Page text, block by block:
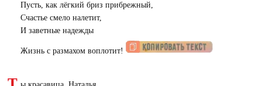
Пусть, как лёгкий бриз прибрежный,
Счастье смело налетит,
И заветные надежды
Жизнь с размахом воплотит!